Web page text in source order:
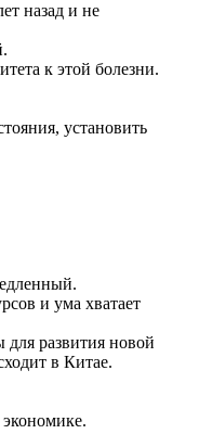
назад и не
к этой болезни.
установить
и ума хватает
для развития новой
в Китае.